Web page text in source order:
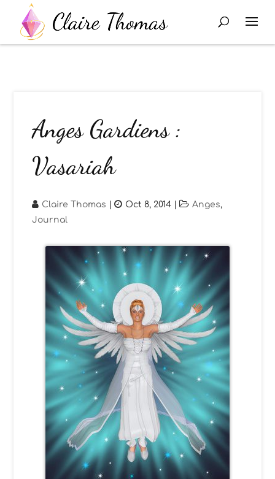
Anges Gardiens :
Vasariah
Claire Thomas | Oct 8, 2014 | Anges,
Journal